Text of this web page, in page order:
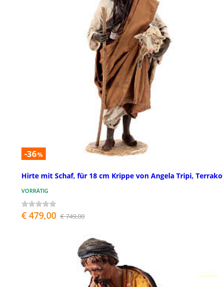
-36%
Hirte mit Schaf, für 18 cm Krippe von Angela Tripi,
VORRÄTIG
€ 479,00 € 749,00